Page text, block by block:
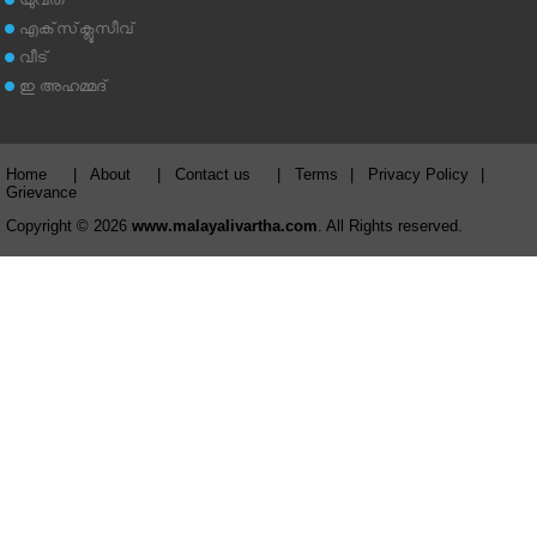
എക്‌സ്‌ക്ലൂസീവ്
വീട്
ഇ അഹമ്മദ്‌
Home About Contact us Terms Privacy Policy
Grievance
Copyright © 2026 www.malayalivartha.com . All Rights reserved.